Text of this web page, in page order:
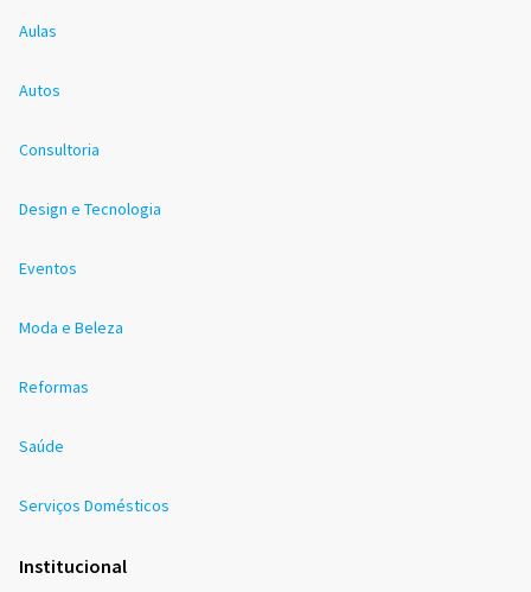
Aulas
Autos
Consultoria
Design e Tecnologia
Eventos
Moda e Beleza
Reformas
Saúde
Serviços Domésticos
Institucional